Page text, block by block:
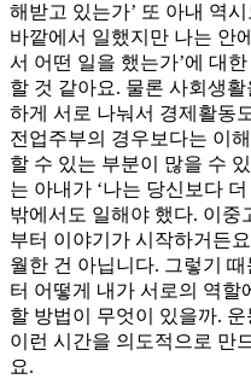
해받고 있는가’ 또 아내 역
바깥에서 일했지만 나는 안
서 어떤 일을 했는가’에 대
할 것 같아요. 물론 사회생
하게 서로 나눠서 경제활동
전업주부의 경우보다는 이
할 수 있는 부분이 많을 수
는 아내가 ‘나는 당신보다
밖에서도 일해야 했다. 이중
부터 이야기가 시작하거든
월한 건 아닙니다. 그렇기
터 어떻게 내가 서로의 역할
할 방법이 무엇이 있을까.
이런 시간을 의도적으로 만
요.